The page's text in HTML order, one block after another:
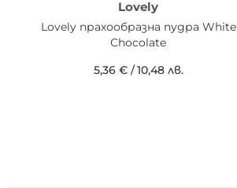
Lovely
Lovely прахообразна пудра White
Chocolate
5,36 €/10,48 лв.